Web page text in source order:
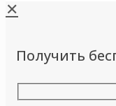
✕
Получить